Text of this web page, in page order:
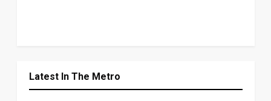
Latest In The Metro